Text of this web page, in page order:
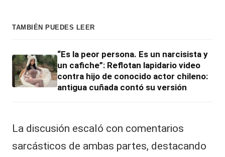
C
TAMBIÉN PUEDES LEER
“Es la peor persona. Es un narcisista y
un cafiche”: Reflotan lapidario video
contra hijo de conocido actor chileno:
antigua cuñada contó su versión
La discusión escaló con comentarios
sarcásticos de ambas partes, destacando